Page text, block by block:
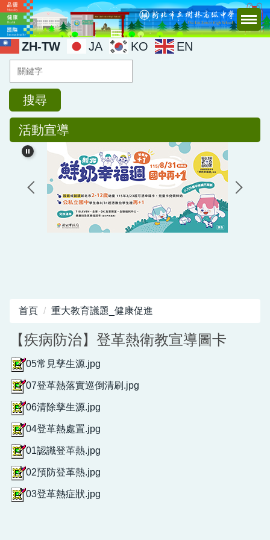
跳
到
主
要
容
ZH-TW JA KO EN
搜尋
活動宣導
首頁 重大教育議題_健康促進
【疾病防治】登革熱衛教宣導圖卡
05常見孳生源.jpg
07登革熱落實巡倒清刷.jpg
06清除孳生源.jpg
04登革熱處置.jpg
01認識登革熱.jpg
02預防登革熱.jpg
03登革熱症狀.jpg